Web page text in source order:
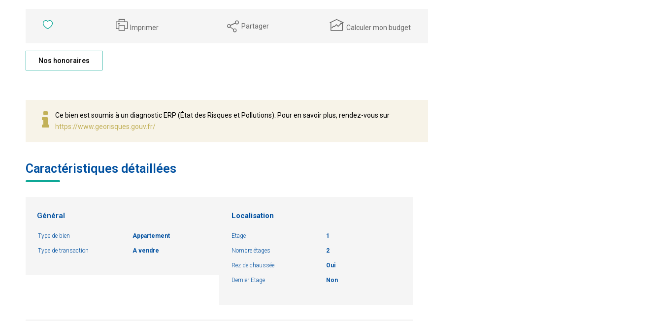
Imprimer Partager Calculer mon budget
Nos honoraires
Ce bien est soumis à un diagnostic ERP (État des Risques et Pollutions). Pour en savoir plus, rendez-vous sur
https://www.georisques.gouv.fr/
Caractéristiques détaillées
Général
Type de bien Appartement
Type de transaction A vendre
Localisation
Etage 1
Nombre étages 2
Rez de chaussée Oui
Dernier Etage Non